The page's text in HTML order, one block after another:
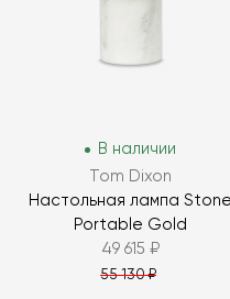
В наличии
Tom Dixon
Настольная лампа Stone
Portable Gold
49 615 ₽
55 130 ₽